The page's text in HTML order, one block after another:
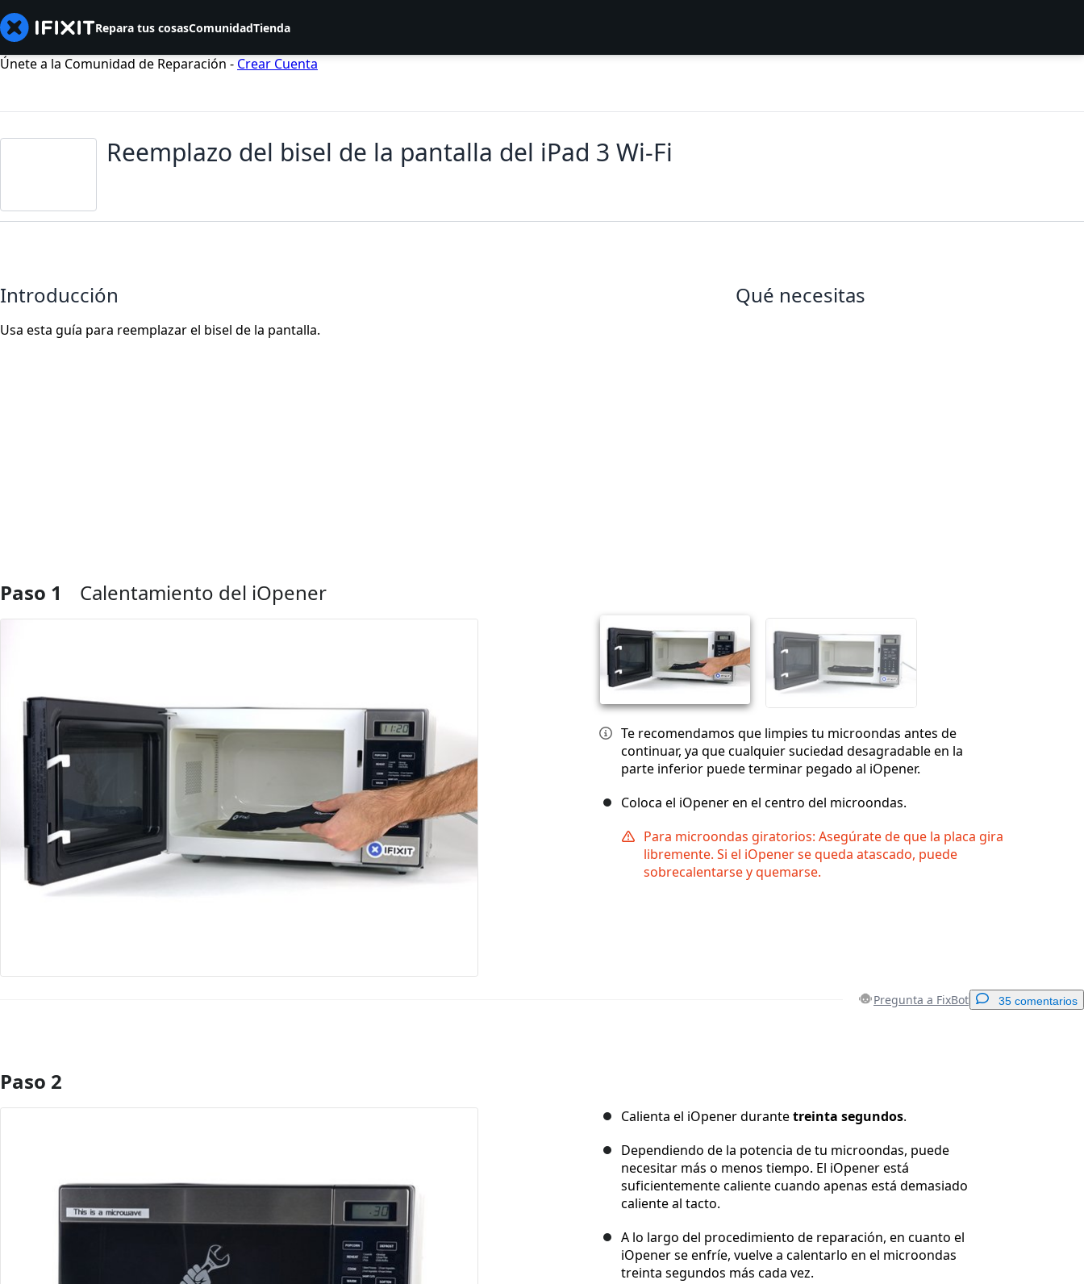
Repara tus cosasComunidadTienda
Únete a la Comunidad de Reparación - Crear Cuenta
Reemplazo del bisel de la pantalla del iPad 3 Wi-Fi
Introducción
Usa esta guía para reemplazar el bisel de la pantalla.
Qué necesitas
Paso 1 Calentamiento del iOpener
Te recomendamos que limpies tu microondas antes de
continuar, ya que cualquier suciedad desagradable en la
parte inferior puede terminar pegado al iOpener.
Coloca el iOpener en el centro del microondas.
Para microondas giratorios: Asegúrate de que la placa gira
libremente. Si el iOpener se queda atascado, puede
sobrecalentarse y quemarse.
Pregunta a FixBot 35 comentarios
Agregar Comentario
Cancelar Publicar comentario
Paso 2
Calienta el iOpener durantetreinta segundos.
Dependiendo de la potencia de tu microondas, puede
necesitar más o menos tiempo. El iOpener está
suficientemente caliente cuando apenas está demasiado
caliente al tacto.
A lo largo del procedimiento de reparación, en cuanto el
iOpener se enfríe, vuelve a calentarlo en el microondas
treinta segundos más cada vez.